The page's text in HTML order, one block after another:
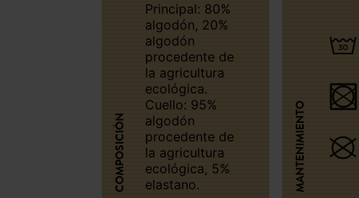
COMPOSICIÓN
Principal: 80%
algodón, 20%
algodón
procedente de
la agricultura
ecológica.
Cuello: 95%
algodón
procedente de
la agricultura
ecológica, 5%
elastano.
MANTENIMIENTO